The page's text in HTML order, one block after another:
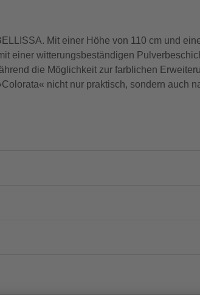
Mit einer Höhe von 110 cm und
einer witterungsbeständigen
die Möglichkeit zur farblichen
nicht nur praktisch, sondern auch